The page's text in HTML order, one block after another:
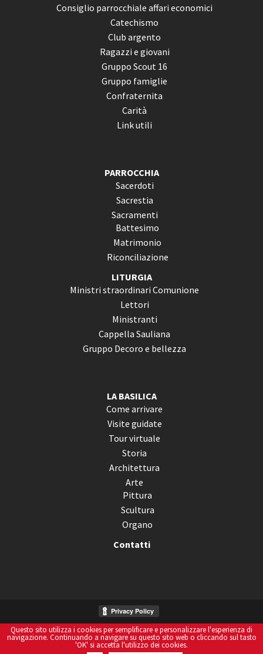
Consiglio parrocchiale affari economici
Catechismo
Club argento
Ragazzi e giovani
Gruppo Scout 16
Gruppo famiglie
Confraternita
Carità
Link utili
PARROCCHIA
Sacerdoti
Sacrestia
Sacramenti
Battesimo
Matrimonio
Riconciliazione
LITURGIA
Ministri straordinari Comunione
Lettori
Ministranti
Cappella Sauliana
Gruppo Decoro e bellezza
LA BASILICA
Come arrivare
Visite guidate
Tour virtuale
Storia
Architettura
Arte
Pittura
Scultura
Organo
Contatti
Informativa Sui Cookies
Questo sito utilizza i cookies per semplificare e personalizzare l'esperienza di
navigazione. Continuando a navigare su questo sito web o cliccando sul tasto
'OK' si accetta l'utilizzo dei cookies.